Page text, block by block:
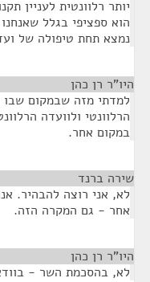
יותר רלוונטית לעניין
הוא ספציפי בגלל
נמצא תחת טיפולה של
היו"ר רן כהן
למדתי מזה שבמקום שבו
הרלוונטי ולוועדה
במקום אחר.
שירה ברנד
לא, אני רוצה להבהיר.
אחר - גם המקרה הזה.
היו"ר רן כהן
לא, בהסכמת השר -